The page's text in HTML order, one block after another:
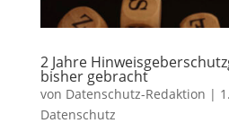
2 Jahre
bisher gebracht
von Datenschutz-Redaktion |
Datenschutz